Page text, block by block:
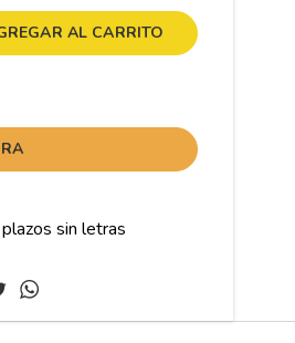
AL CARRITO